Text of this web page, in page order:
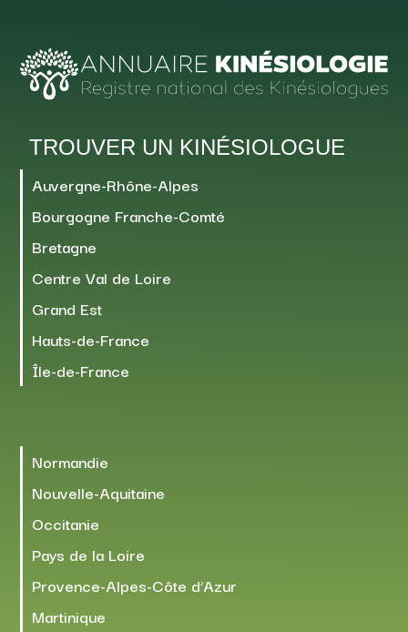
TROUVER UN KINÉSIOLOGUE
Auvergne-Rhône-Alpes
Bourgogne Franche-Comté
Bretagne
Centre Val de Loire
Grand Est
Hauts-de-France
Île-de-France
Normandie
Nouvelle-Aquitaine
Occitanie
Pays de la Loire
Provence-Alpes-Côte d’Azur
Martinique